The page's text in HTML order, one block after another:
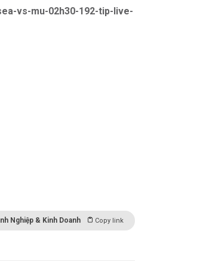
vs-mu-02h30-192-tip-live-
Nghiệp & Kinh Doanh Copy link